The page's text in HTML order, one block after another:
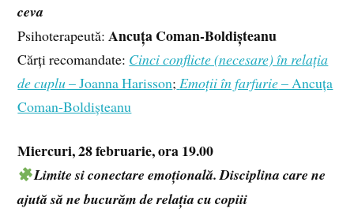
ceva
Psihoterapeută: Ancuța Coman-Boldișteanu
Cărți recomandate: Cinci conflicte (necesare) în relația
de cuplu– Joanna Harisson; Emoții în farfurie– Ancuța
Coman-Boldișteanu
Miercuri, 28 februarie, ora 19.00
Limite si conectare emoțională. Disciplina care ne
ajută să ne bucurăm de relația cu copiii